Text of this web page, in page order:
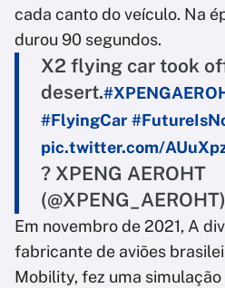
cada canto do veículo. Na
durou 90 segundos.
X2 flying car took
desert.
#FlyingCar
pic.twitter.com/
? XPENG AEROHT
(@XPENG_AEROHT)
Em novembro de 2021, A
fabricante de aviões
Mobility, fez uma